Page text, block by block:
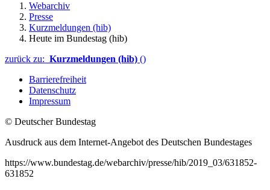
Webarchiv
Presse
Kurzmeldungen (hib)
Heute im Bundestag (hib)
zurück zu: Kurzmeldungen (hib) ()
Barrierefreiheit
Datenschutz
Impressum
© Deutscher Bundestag
Ausdruck aus dem Internet-Angebot des Deutschen Bundestages
https://www.bundestag.de/webarchiv/presse/hib/2019_03/631852-
631852